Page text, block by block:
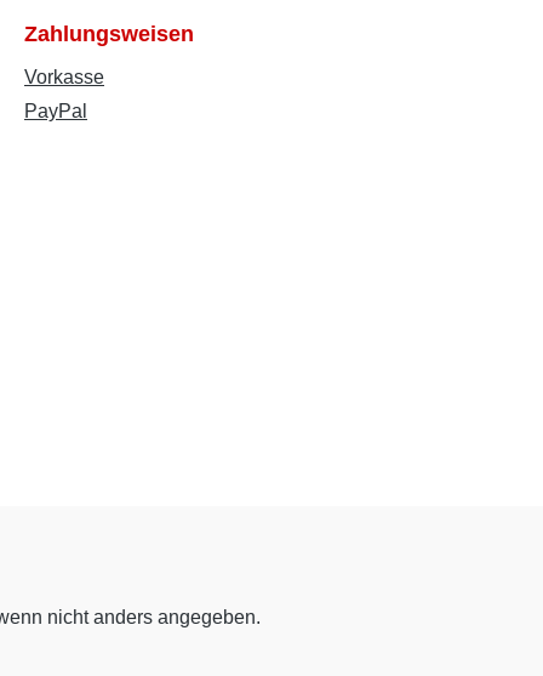
Zahlungsweisen
Vorkasse
PayPal
nicht anders angegeben.